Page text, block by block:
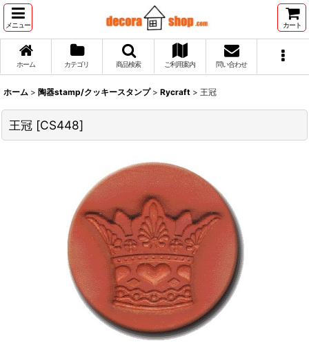
メニュー カート
ホーム カテゴリ 商品検索 ご利用案内 問い合わせ
ホーム > 陶器stamp/クッキースタンプ > Rycraft > 王冠
王冠 [CS448]